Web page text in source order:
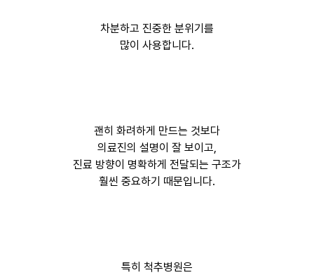
차분하고 진중한 분위기를
많이 사용합니다.
괜히 화려하게 만드는 것보다
의료진의 설명이 잘 보이고,
진료 방향이 명확하게 전달되는 구조가
훨씬 중요하기 때문입니다.
특히 척추병원은